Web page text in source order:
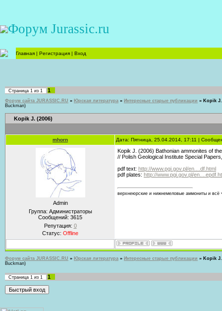
Форум Jurassic.ru
Главная | Регистрация | Вход
Страница 1 из 1 1
Форум сайта JURASSIC.RU » Юрская литература » Интересные старые публикации » Kopik
Buckman)
Kopik J. (2006)
mhorn Дата: Пятница, 25.04.2014, 17:11 |
Admin
Группа: Администраторы
Сообщений: 3615
Репутация: 0
Статус: Offline
Kopik J. (2006) Bathonian ammonites of
// Polish Geological Institute Special
pdf text: http://www.pgi.gov.pl/en....df.html
pdf plates: http://www.pgi.gov.pl/en....epdf.ht
верхнеюрские и нижнемеловые аммониты и всё
Форум сайта JURASSIC.RU » Юрская литература » Интересные старые публикации » Kopik
Buckman)
Страница 1 из 1 1